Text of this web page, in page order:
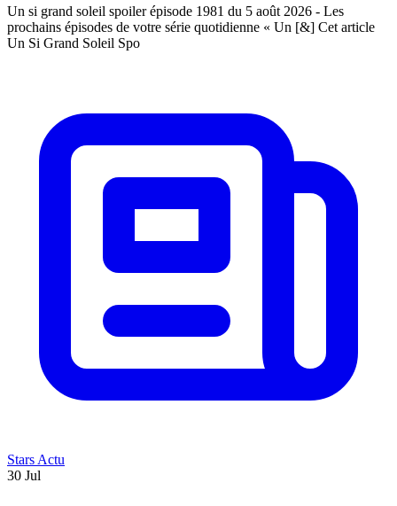
Un si grand soleil spoiler épisode 1981 du 5 août 2026 - Les
prochains épisodes de votre série quotidienne « Un [&] Cet article
Un Si Grand Soleil Spo
Stars Actu
30 Jul